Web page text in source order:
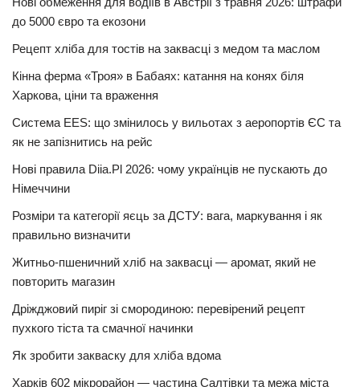
до 5000 євро та екозони
Рецепт хліба для тостів на заквасці з медом та маслом
Кінна ферма «Троя» в Бабаях: катання на конях біля
Харкова, ціни та враження
Система EES: що змінилось у вильотах з аеропортів ЄС та
як не запізнитись на рейс
Нові правила Diia.Pl 2026: чому українців не пускають до
Німеччини
Розміри та категорії яєць за ДСТУ: вага, маркування і як
правильно визначити
Житньо-пшеничний хліб на заквасці — аромат, який не
повторить магазин
Дріжджовий пиріг зі смородиною: перевірений рецепт
пухкого тіста та смачної начинки
Як зробити закваску для хліба вдома
Харків 602 мікрорайон — частина Салтівки та межа міста